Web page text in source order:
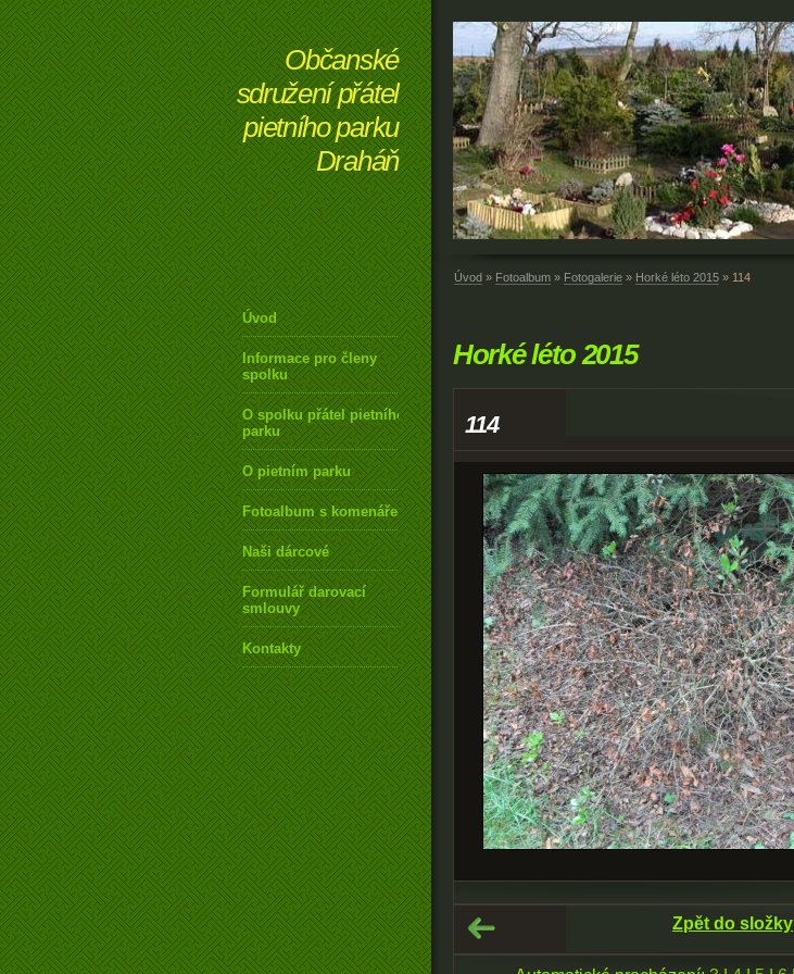
Občanské
sdružení přátel
pietního parku
Draháň
Úvod
Informace pro členy
spolku
O spolku přátel pietního
parku
O pietním parku
Fotoalbum s komenářem
Naši dárcové
Formulář darovací
smlouvy
Kontakty
Úvod » Fotoalbum » Fotogalerie » Horké léto 2015 » 114
Horké léto 2015
114
Zpět do složky